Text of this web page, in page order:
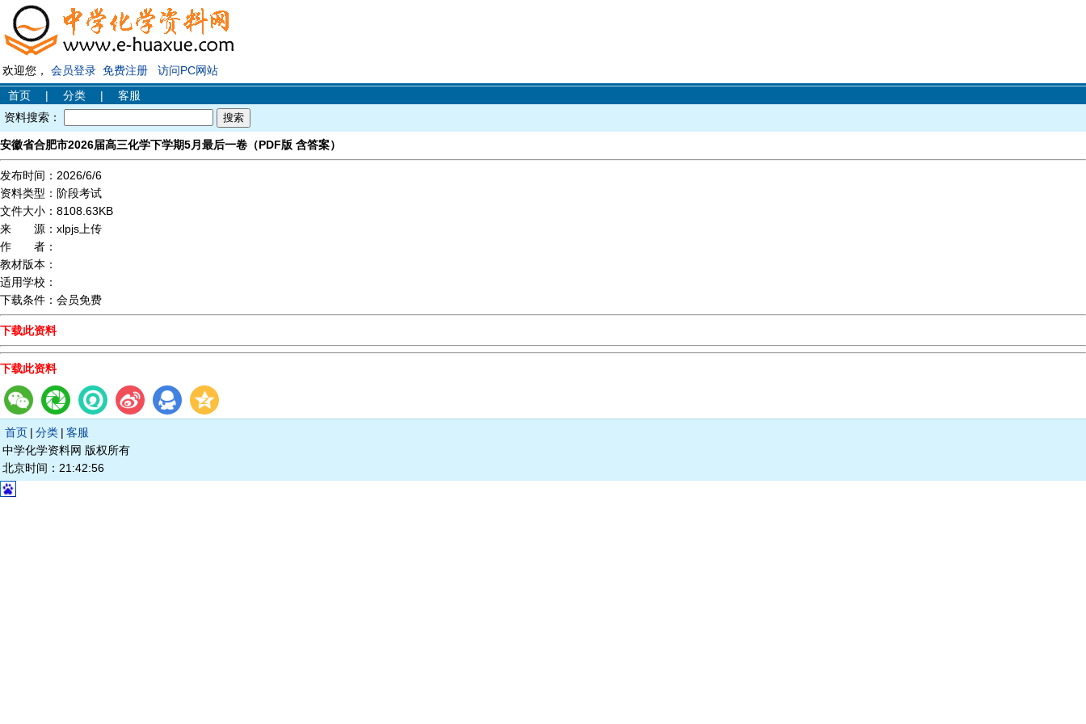
欢迎您， 会员登录 免费注册
访问PC网站
首页
| 分类 |
客服
资料搜索：
安徽省合肥市2026届高三化学下学期5月最后一卷（PDF版 含答案）
发布时间： 2026/6/6
资料类型： 阶段考试
文件大小： 8108.63KB
来 源： xlpjs上传
作 者：
教材版本：
适用学校：
下载条件： 会员免费
下载此资料
下载此资料
首页 | 分类 | 客服
中学化学资料网 版权所有
北京时间：21:42:56